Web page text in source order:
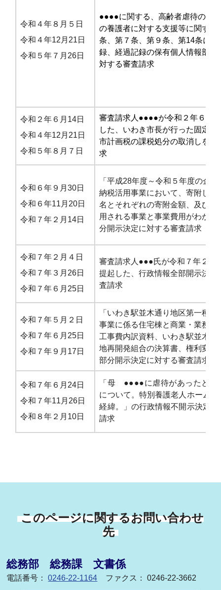
令和４年８月５日
令和４年12月21日
令和５年７月26日
●●●●に関する、高齢者虐待の防
の養護者に対する支援等に関する
条、第７条、第９条、第14条に関
録、経過記録の保有個人情報部分
対する審査請求
令和２年６月14日
令和４年12月21日
令和５年８月７日
審査請求人●●●●が令和２年６月
した、いわき市長が行った固定資
市計画税の課税処分の取消しを求
求
令和６年９月30日
令和６年11月20日
令和７年２月14日
「平成28年度～令和５年度の企
納税活用事業において、寄附した
名とそれぞれの寄附金額、及びそ
用される事業と事業費用がわかる
分開示決定に対する審査請求
令和７年２月４日
令和７年３月26日
令和７年６月25日
審査請求人●●●氏が令和７年２月
提起した、行政情報全部開示決定
査請求
令和７年５月２日
令和７年６月25日
令和７年９月17日
「いわき駅並木通り地区第一種市
事業に係る住宅棟と商業・業務棟
工事費内訳資料、いわき駅並木通
地再開発組合の決算書、権利変換
部分開示決定に対する審査請求
令和７年６月24日
令和７年11月26日
令和８年２月10日
「母 ●●●●に虐待があったと判
について。特別養護老人ホーム入
経緯。」の行政情報不開示決定に
請求
このページに関するお問い合わせ
先
総務部 総務課 文書係
電話番号：0246-22-1164 ファクス： 0246-22-3662